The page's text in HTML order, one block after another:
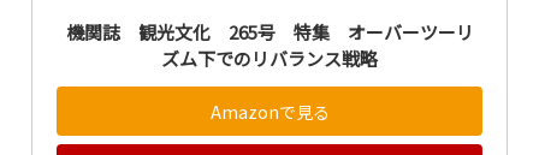
機関誌 観光文化 265号 特集 オーバーツーリ
ズム下でのリバランス戦略
Amazonで見る